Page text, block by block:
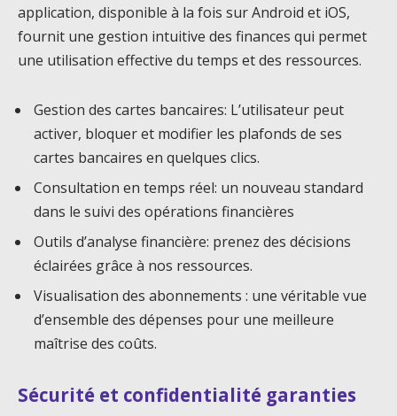
application, disponible à la fois sur Android et iOS,
fournit une gestion intuitive des finances qui permet
une utilisation effective du temps et des ressources.
Gestion des cartes bancaires: L’utilisateur peut
activer, bloquer et modifier les plafonds de ses
cartes bancaires en quelques clics.
Consultation en temps réel: un nouveau standard
dans le suivi des opérations financières
Outils d’analyse financière: prenez des décisions
éclairées grâce à nos ressources.
Visualisation des abonnements : une véritable vue
d’ensemble des dépenses pour une meilleure
maîtrise des coûts.
Sécurité et confidentialité garanties